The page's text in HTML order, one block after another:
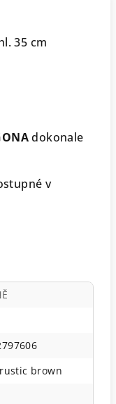
35 cm
dokonale
v
brown